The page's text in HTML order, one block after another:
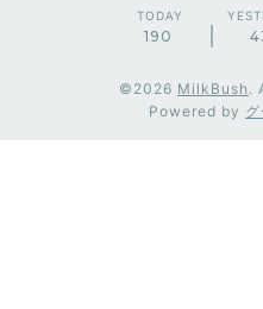
TODAY
190
©2026 MilkBush .
Powered by